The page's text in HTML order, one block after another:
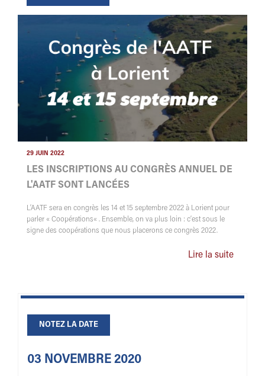
29 JUIN 2022
LES INSCRIPTIONS AU CONGRÈS ANNUEL DE
L'AATF SONT LANCÉES
L’AATF sera en congrès les 14 et 15 septembre 2022 à Lorient pour
parler « Coopérations« . Ensemble, on va plus loin : c’est sous le
signe des coopérations que nous placerons ce congrès 2022.
Lire la suite
NOTEZ LA DATE
03 NOVEMBRE 2020